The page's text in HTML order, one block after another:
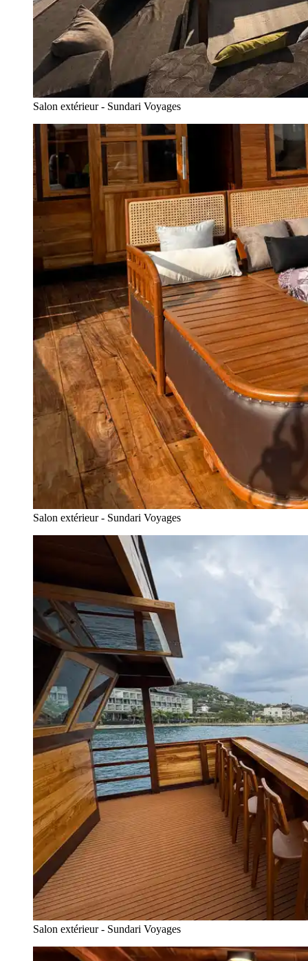
Salon extérieur - Sundari Voyages
Salon extérieur - Sundari Voyages
Salon extérieur - Sundari Voyages